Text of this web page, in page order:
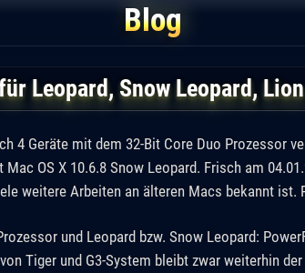
Blog
Leopard, Snow Leopard,
4 Geräte mit dem 32-Bit Core Duo Prozessor
OS X 10.6.8 Snow Leopard. Frisch am
weitere Arbeiten an älteren Macs bekannt ist.
und Leopard bzw. Snow Leopard:
Tiger und G3-System bleibt zwar weiterhin